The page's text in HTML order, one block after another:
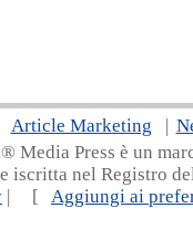
Article Marketing |
Media Press è un
iscritta nel Registro
| [ Aggiungi ai